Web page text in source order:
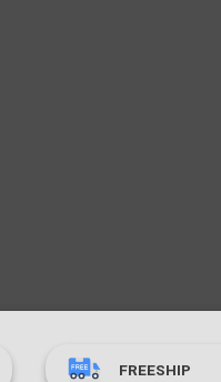
FREESHIP